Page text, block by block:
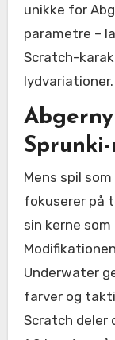
unikke for
parametre –
Scratch-
lydvariationer.
Mens spil
fokuserer på
sin kerne
Underwater
farver og
Scratch deler